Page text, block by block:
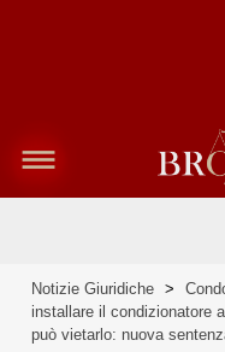
Notizie Giuridiche >
installare il condizionatore
può vietarlo: nuova